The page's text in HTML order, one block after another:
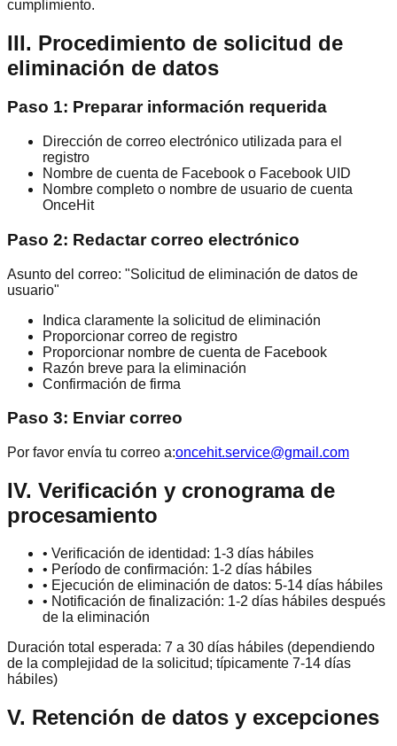
cumplimiento.
III. Procedimiento de solicitud de
eliminación de datos
Paso 1: Preparar información requerida
Dirección de correo electrónico utilizada para el
registro
Nombre de cuenta de Facebook o Facebook UID
Nombre completo o nombre de usuario de cuenta
OnceHit
Paso 2: Redactar correo electrónico
Asunto del correo: "Solicitud de eliminación de datos de
usuario"
Indica claramente la solicitud de eliminación
Proporcionar correo de registro
Proporcionar nombre de cuenta de Facebook
Razón breve para la eliminación
Confirmación de firma
Paso 3: Enviar correo
Por favor envía tu correo a:oncehit.service@gmail.com
IV. Verificación y cronograma de
procesamiento
• Verificación de identidad: 1-3 días hábiles
• Período de confirmación: 1-2 días hábiles
• Ejecución de eliminación de datos: 5-14 días hábiles
• Notificación de finalización: 1-2 días hábiles después
de la eliminación
Duración total esperada: 7 a 30 días hábiles (dependiendo
de la complejidad de la solicitud; típicamente 7-14 días
hábiles)
V. Retención de datos y excepciones